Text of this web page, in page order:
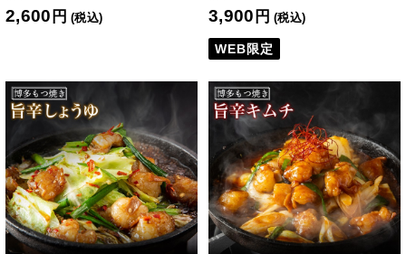
2,600 円 (税込) 3,900 円 (税込)
WEB限定